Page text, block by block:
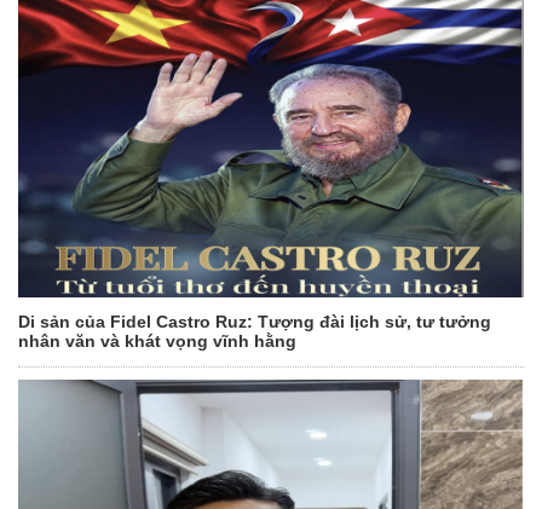
Di sản của Fidel Castro Ruz: Tượng đài lịch sử, tư tưởng
nhân văn và khát vọng vĩnh hằng